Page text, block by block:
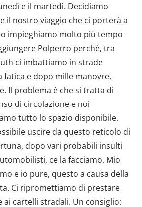
e il martedì. Decidiamo
il nostro viaggio che ci porterà a
impieghiamo molto più tempo
Polperro perché, tra
ci imbattiamo in strade
fatica e dopo mille manovre,
Il problema è che si tratta di
di circolazione e noi
tutto lo spazio disponibile.
uscire da questo reticolo di
dopo vari probabili insulti
ce la facciamo. Mio
e io pure, questo a causa della
Ci ripromettiamo di prestare
ai cartelli stradali. Un consiglio: